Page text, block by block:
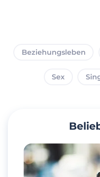
Beziehungsleben
Sex